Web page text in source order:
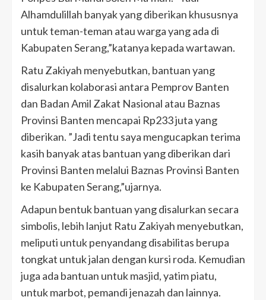
Alhamdulillah banyak yang diberikan khususnya
untuk teman-teman atau warga yang ada di
Kabupaten Serang,”katanya kepada wartawan.
Ratu Zakiyah menyebutkan, bantuan yang
disalurkan kolaborasi antara Pemprov Banten
dan Badan Amil Zakat Nasional atau Baznas
Provinsi Banten mencapai Rp233 juta yang
diberikan. ”Jadi tentu saya mengucapkan terima
kasih banyak atas bantuan yang diberikan dari
Provinsi Banten melalui Baznas Provinsi Banten
ke Kabupaten Serang,”ujarnya.
Adapun bentuk bantuan yang disalurkan secara
simbolis, lebih lanjut Ratu Zakiyah menyebutkan,
meliputi untuk penyandang disabilitas berupa
tongkat untuk jalan dengan kursi roda. Kemudian
juga ada bantuan untuk masjid, yatim piatu,
untuk marbot, pemandi jenazah dan lainnya.